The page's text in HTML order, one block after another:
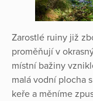
Zarostlé ruiny již
proměňují v
místní bažiny
malá vodní plocha
keře a měníme